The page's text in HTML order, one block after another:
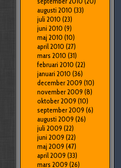
augusti 2010 (33)
juli 2010 (23)
juni 2010 (9)
maj 2010 (10)
april 2010 (27)
mars 2010 (31)
februari 2010 (22)
januari 2010 (36)
december 2009 (10)
november 2009 (8)
oktober 2009 (10)
september 2009 (6)
augusti 2009 (26)
juli 2009 (22)
juni 2009 (22)
maj 2009 (47)
april 2009 (33)
mars 2009 (26)